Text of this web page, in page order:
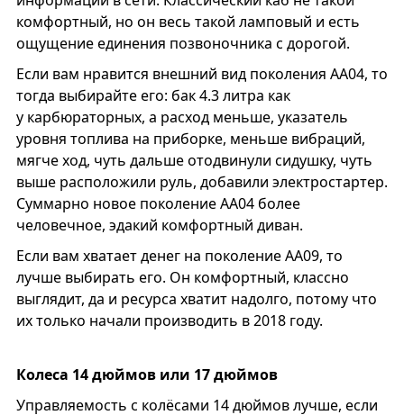
комфортный, но он весь такой ламповый и есть
ощущение единения позвоночника с дорогой.
Если вам нравится внешний вид поколения АА04, то
тогда выбирайте его: бак 4.3 литра как
у карбюраторных, а расход меньше, указатель
уровня топлива на приборке, меньше вибраций,
мягче ход, чуть дальше отодвинули сидушку, чуть
выше расположили руль, добавили электростартер.
Суммарно новое поколение AA04 более
человечное, эдакий комфортный диван.
Если вам хватает денег на поколение АА09, то
лучше выбирать его. Он комфортный, классно
выглядит, да и ресурса хватит надолго, потому что
их только начали производить в 2018 году.
Колеса 14 дюймов или 17 дюймов
Управляемость с колёсами 14 дюймов лучше, если